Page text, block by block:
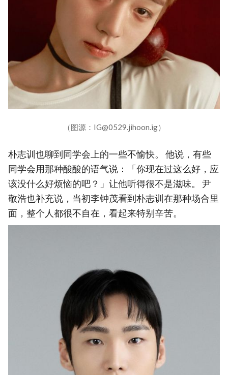
（图源：IG@0529.jihoon.ig）
朴志训也聊到同学会上的一些不愉快。 他说，有些
同学会用那种酸酸的语气说：「你现在过这么好，应
该没什么好烦恼的吧？」让他听得很不是滋味。 尹
敬浩也补充说，当初李钟茂看到朴志训在那种场合里
面，整个人都很不自在，看起来特别辛苦。